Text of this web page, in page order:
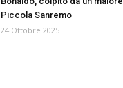
Piccola Sanremo
24 Ottobre 2025